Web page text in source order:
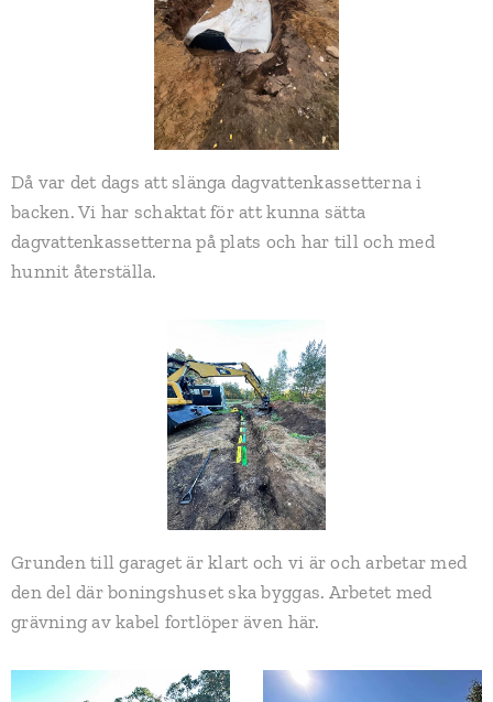
Då var det dags att slänga dagvattenkassetterna i
backen. Vi har schaktat för att kunna sätta
dagvattenkassetterna på plats och har till och med
hunnit återställa.
Grunden till garaget är klart och vi är och arbetar med
den del där boningshuset ska byggas. Arbetet med
grävning av kabel fortlöper även här.